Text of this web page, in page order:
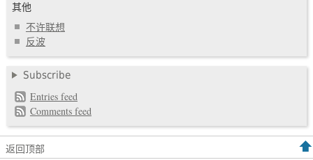
其他
不许联想
反波
Subscribe
Entries feed
Comments feed
返回顶部